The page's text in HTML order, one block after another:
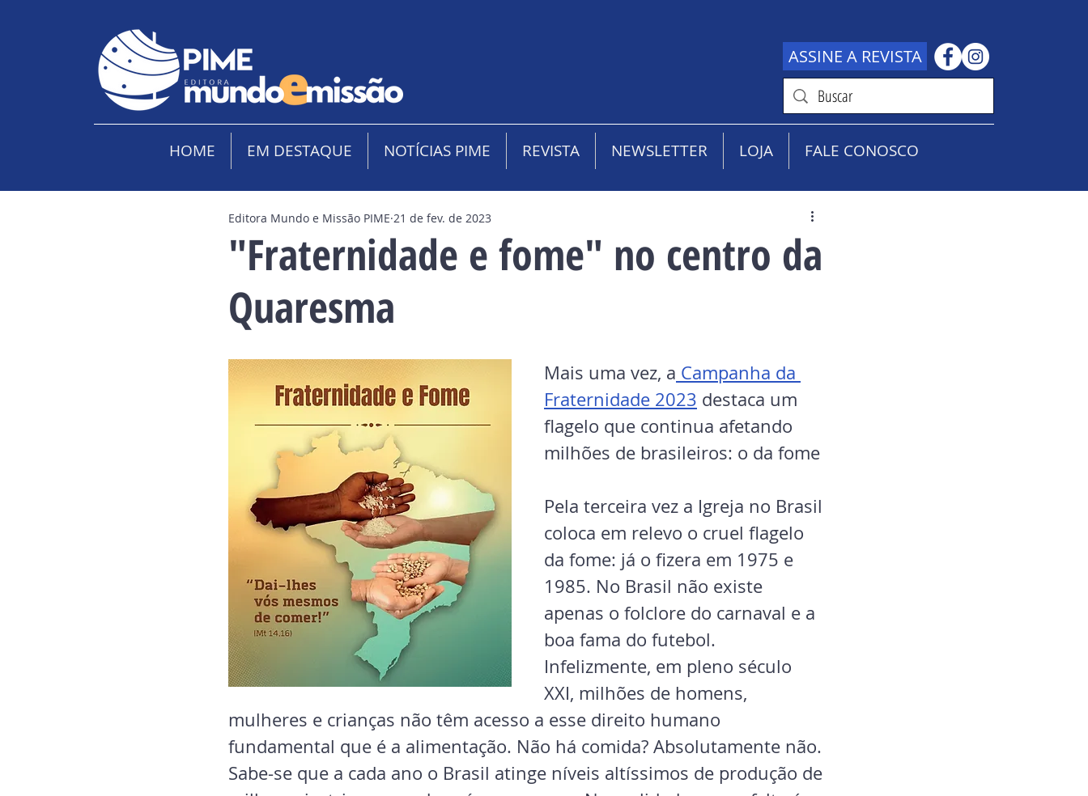
ASSINE A REVISTA
HOME EM DESTAQUE NOTÍCIAS PIME REVISTA NEWSLETTER LOJA FALE CONOSCO
"Fraternidade e fome" no centro da
Quaresma
Editora Mundo e Missão PIME 21 de fev. de 2023
Mais uma vez, a Campanha da
Fraternidade 2023 destaca um
flagelo que continua afetando
milhões de brasileiros: o da fome
Pela terceira vez a Igreja no Brasil
coloca em relevo o cruel flagelo
da fome: já o fizera em 1975 e
1985. No Brasil não existe
apenas o folclore do carnaval e a
boa fama do futebol.
Infelizmente, em pleno século
XXI, milhões de homens,
mulheres e crianças não têm acesso a esse direito humano
fundamental que é a alimentação. Não há comida? Absolutamente não.
Sabe-se que a cada ano o Brasil atinge níveis altíssimos de produção de